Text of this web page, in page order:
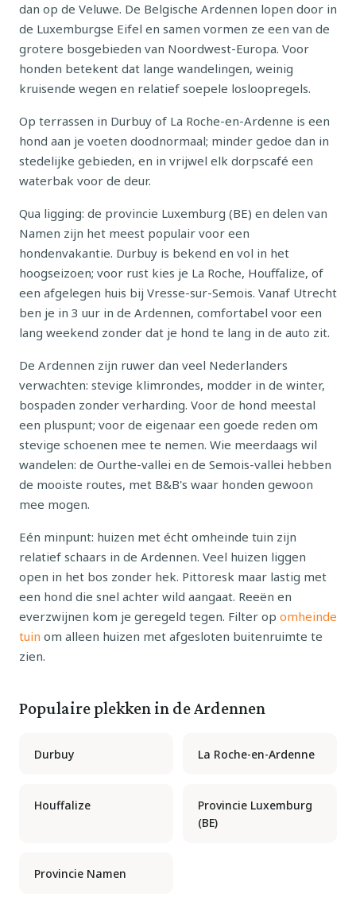
dan op de Veluwe. De Belgische Ardennen lopen door in
de Luxemburgse Eifel en samen vormen ze een van de
grotere bosgebieden van Noordwest-Europa. Voor
honden betekent dat lange wandelingen, weinig
kruisende wegen en relatief soepele losloopregels.
Op terrassen in Durbuy of La Roche-en-Ardenne is een
hond aan je voeten doodnormaal; minder gedoe dan in
stedelijke gebieden, en in vrijwel elk dorpscafé een
waterbak voor de deur.
Qua ligging: de provincie Luxemburg (BE) en delen van
Namen zijn het meest populair voor een
hondenvakantie. Durbuy is bekend en vol in het
hoogseizoen; voor rust kies je La Roche, Houffalize, of
een afgelegen huis bij Vresse-sur-Semois. Vanaf Utrecht
ben je in 3 uur in de Ardennen, comfortabel voor een
lang weekend zonder dat je hond te lang in de auto zit.
De Ardennen zijn ruwer dan veel Nederlanders
verwachten: stevige klimrondes, modder in de winter,
bospaden zonder verharding. Voor de hond meestal
een pluspunt; voor de eigenaar een goede reden om
stevige schoenen mee te nemen. Wie meerdaags wil
wandelen: de Ourthe-vallei en de Semois-vallei hebben
de mooiste routes, met B&B's waar honden gewoon
mee mogen.
Eén minpunt: huizen met écht omheinde tuin zijn
relatief schaars in de Ardennen. Veel huizen liggen
open in het bos zonder hek. Pittoresk maar lastig met
een hond die snel achter wild aangaat. Reeën en
everzwijnen kom je geregeld tegen. Filter op omheinde
tuin om alleen huizen met afgesloten buitenruimte te
zien.
Populaire plekken in de Ardennen
Durbuy La Roche-en-Ardenne
Houffalize
Provincie Luxemburg
(BE)
Provincie Namen